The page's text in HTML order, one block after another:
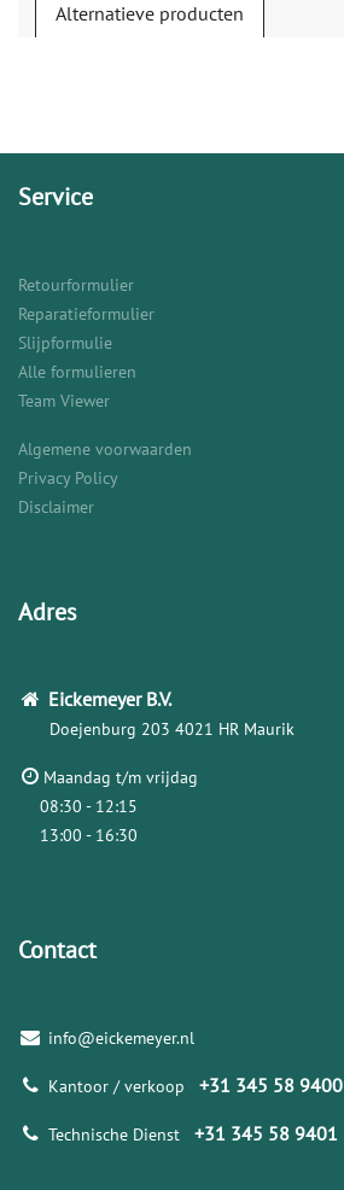
Alternatieve producten
Service
Retourformulier
Reparatieformulier
Slijpformulie
Alle formulieren
Team Viewer
Algemene voorwaarden
Privacy Policy
Disclaimer
Adres
Eickemeyer B.V.
Doejenburg 203 4021 HR Maurik
Maandag t/m vrijdag
08:30 - 12:15
13:00 - 16:30
Contact
info@eickemeyer.nl
Kantoor / verkoop +31 345 58 9400
Technische Dienst +31 345 58 9401